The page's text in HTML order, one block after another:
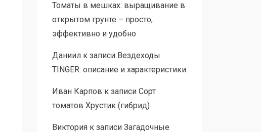
Томаты в мешках: выращивание в
открытом грунте – просто,
эффективно и удобно
Даниилк записи Вездеходы
TINGER: описание и характеристики
Иван Карпов к записи Сорт
томатов Хрустик (гибрид)
Викторияк записи Загадочные